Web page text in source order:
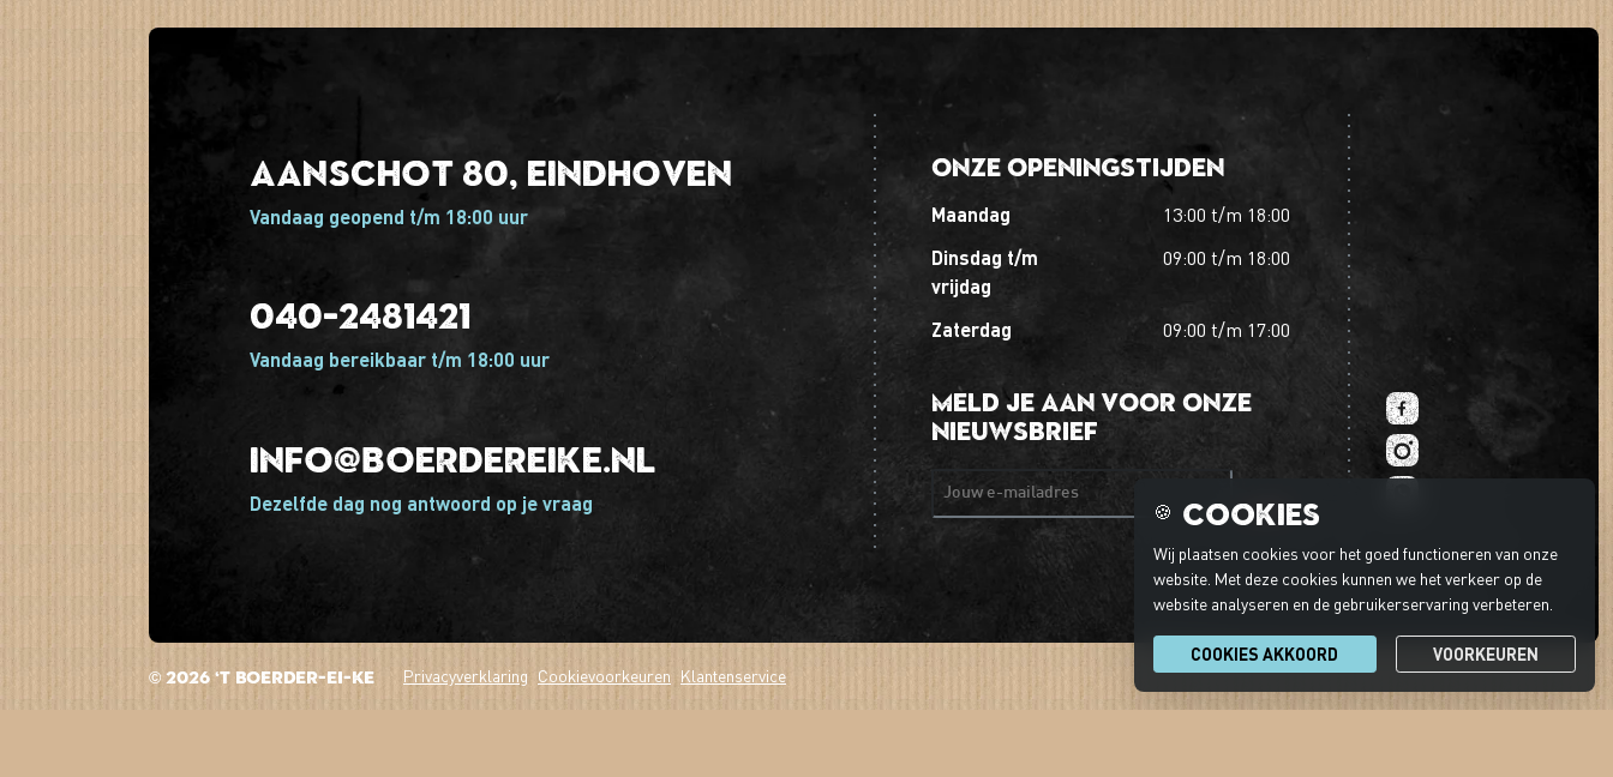
Aanschot 80, Eindhoven
Vandaag geopend t/m 18:00 uur
040-2481421
Vandaag bereikbaar t/m 18:00 uur
info@boerdereike.nl
Dezelfde dag nog antwoord op je vraag
Onze openingstijden
maandag 13:00 t/m 18:00
dinsdag t/m
vrijdag
09:00 t/m 18:00
zaterdag 09:00 t/m 17:00
Meld je aan voor onze
nieuwsbrief
Jouw e-mailadres
© 2026 't Boerder-ei-ke Privacyverklaring Cookievoorkeuren Klantenservice
🍪 Cookies
Wij plaatsen cookies voor het goed functioneren van onze
website. Met deze cookies kunnen we het verkeer op de
website analyseren en de gebruikerservaring verbeteren.
COOKIES AKKOORD VOORKEUREN